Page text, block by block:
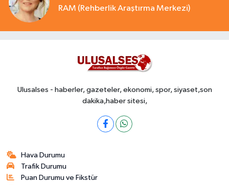
RAM (Rehberlik Araştırma Merkezi)
Ulusalses - haberler, gazeteler, ekonomi, spor, siyaset,son
dakika,haber sitesi,
Hava Durumu
Trafik Durumu
Puan Durumu ve Fikstür